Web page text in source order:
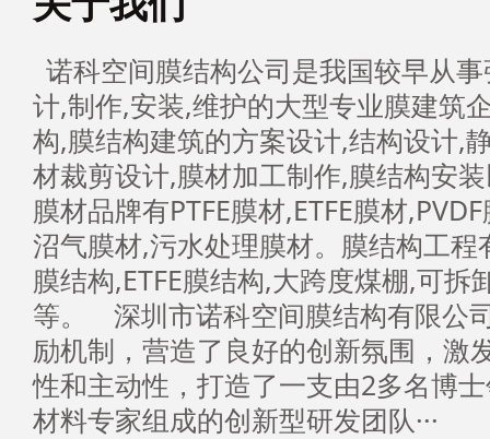
诺科空间膜结构公司是我国较早从
计,制作,安装,维护的大型专业膜建筑
构,膜结构建筑的方案设计,结构设计,
材裁剪设计,膜材加工制作,膜结构安
膜材品牌有PTFE膜材,ETFE膜材
沼气膜材,污水处理膜材。膜结构工程
膜结构,ETFE膜结构,大跨度煤棚,可拆
等。 深圳市诺科空间膜结构有限公
励机制，营造了良好的创新氛围，激
性和主动性，打造了一支由2多名博
材料专家组成的创新型研发团队···